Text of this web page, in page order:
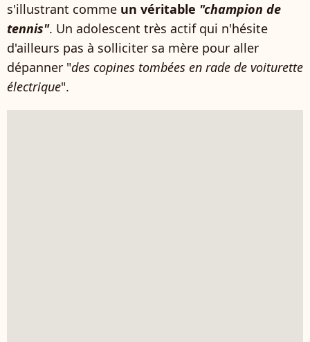
s'illustrant comme un véritable "champion de
tennis". Un adolescent très actif qui n'hésite
d'ailleurs pas à solliciter sa mère pour aller
dépanner "des copines tombées en rade de voiturette
électrique".